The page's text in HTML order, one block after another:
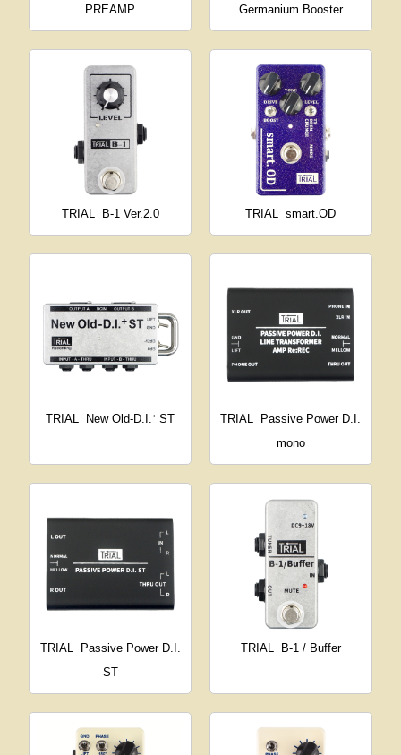
PREAMP Germanium Booster
TRIAL B-1 Ver.2.0 TRIAL smart.OD
TRIAL New Old-D.I.⁺ ST TRIAL
Passive Power D.I.
mono
TRIAL
Passive Power D.I.
ST
TRIAL B-1 / Buffer